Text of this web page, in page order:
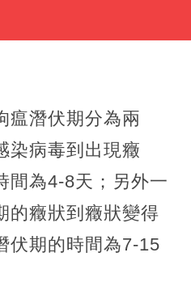
瘟潛伏期分為兩
染病毒到出現癥
間為4-8天；另外一
的癥狀到癥狀變得
伏期的時間為7-15